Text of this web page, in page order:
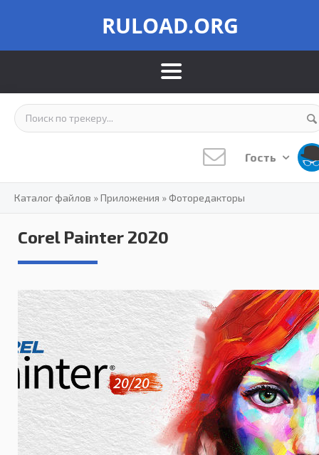
RULOAD.ORG
Гость
Каталог файлов »Приложения »Фоторедакторы
Corel Painter 2020